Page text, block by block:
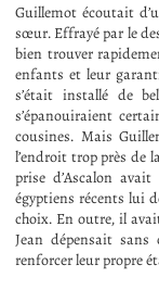
Guillemot écoutait
sœur. Effrayé par le
bien trouver
enfants et leur
s’était installé de
s’épanouiraient
cousines. Mais
l’endroit trop près de
prise d’Ascalon
égyptiens récents lui
choix. En outre, il
Jean dépensait
renforcer leur propre